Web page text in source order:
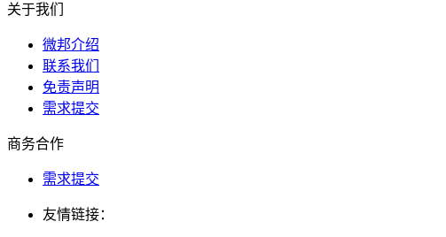
关于我们
微邦介绍
联系我们
免责声明
需求提交
商务合作
需求提交
友情链接：